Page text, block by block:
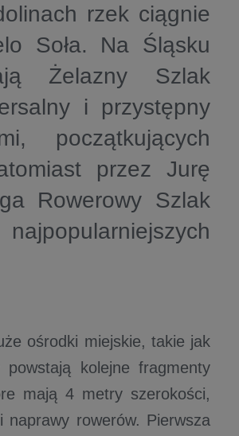
rzek ciągnie
Soła. Na Śląsku
Żelazny Szlak
i przystępny
początkujących
przez Jurę
Rowerowy Szlak
ośrodki miejskie, takie jak
kolejne fragmenty
mają 4 metry szerokości,
rowerów. Pierwsza